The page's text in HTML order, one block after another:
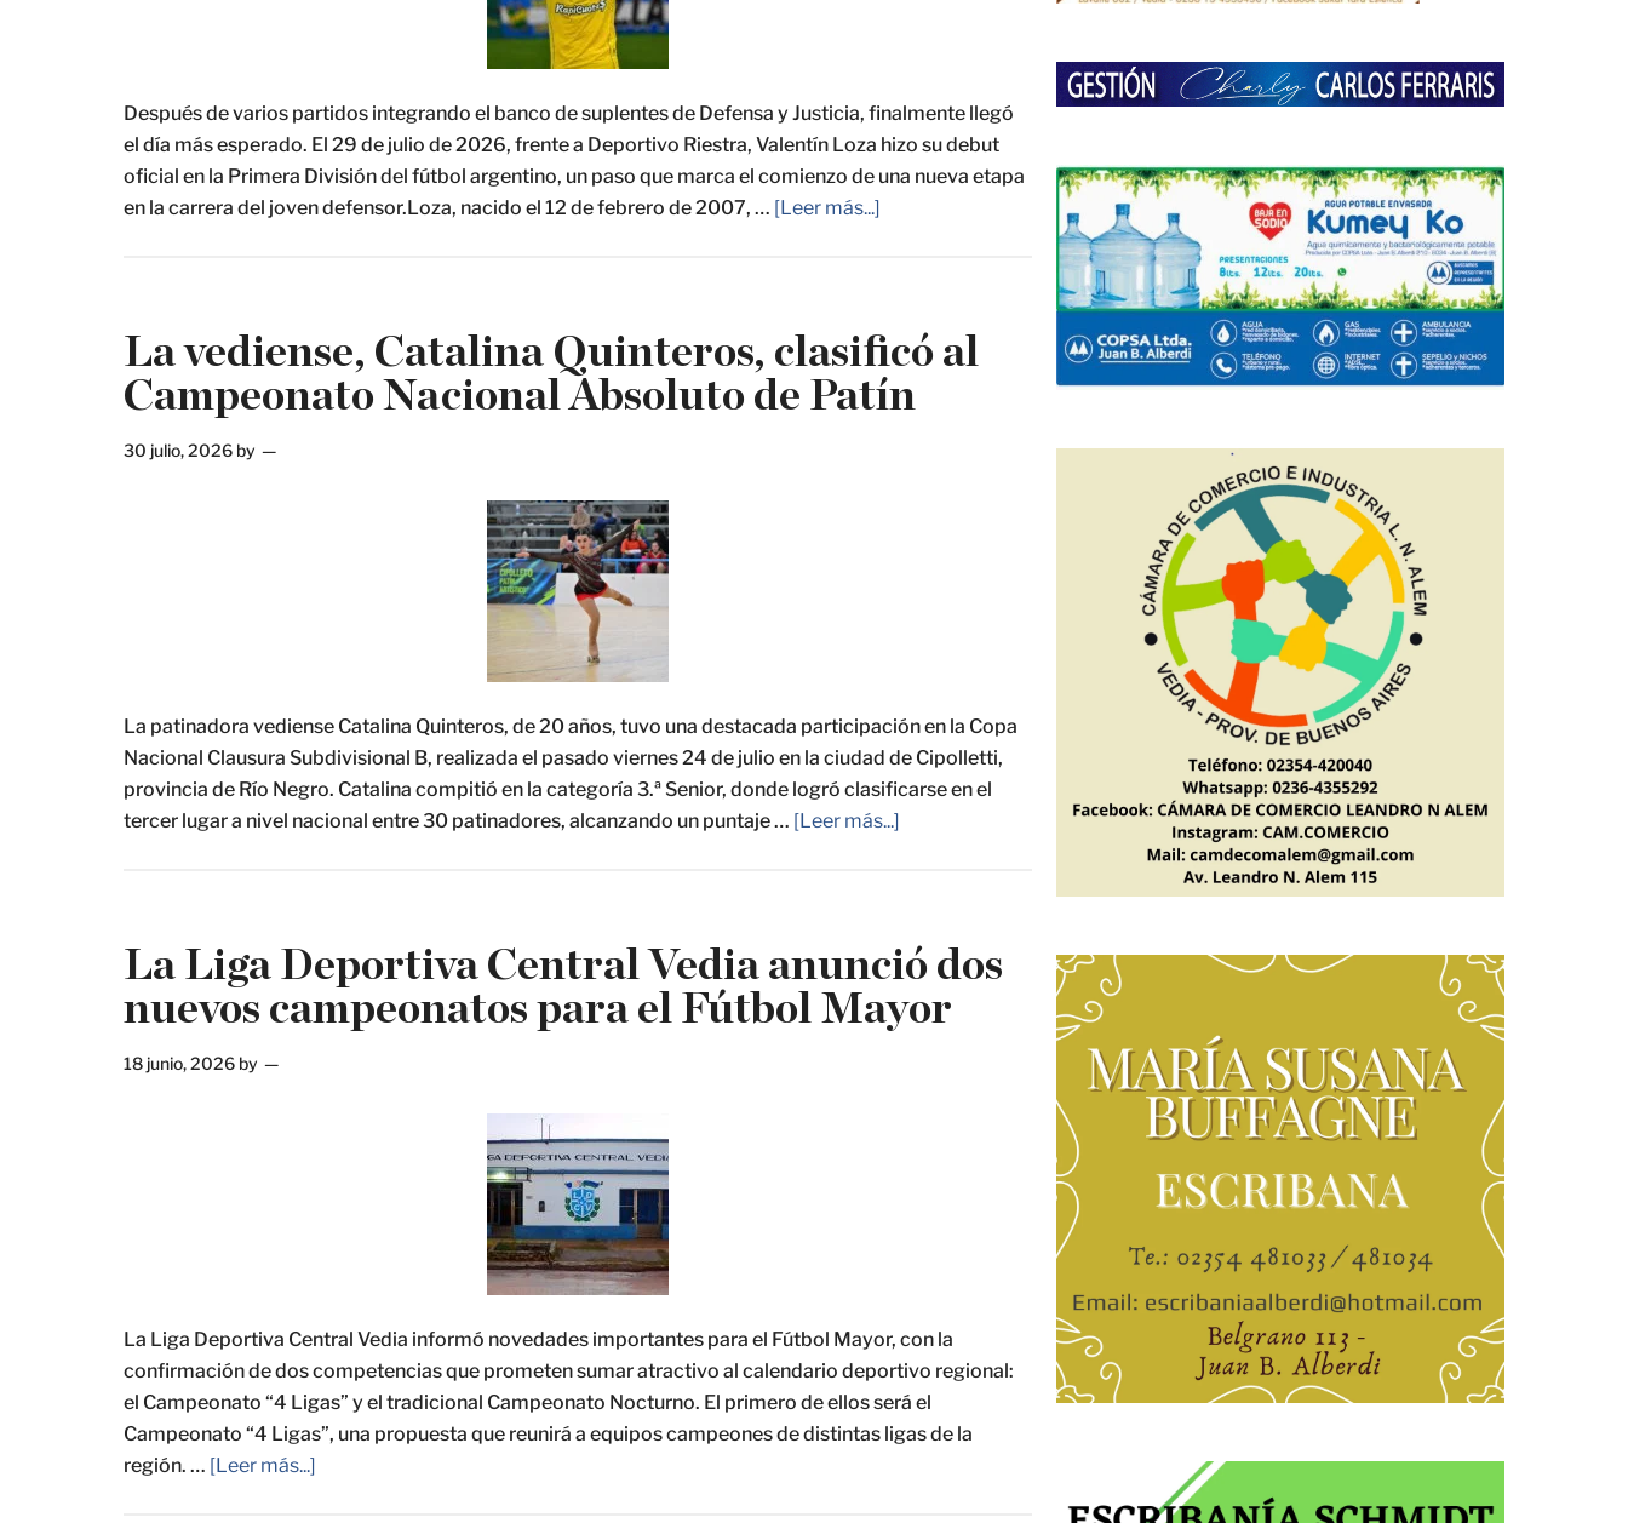
Después de varios partidos integrando el banco de suplentes de Defensa y Justicia, finalmente llegó
el día más esperado. El 29 de julio de 2026, frente a Deportivo Riestra, Valentín Loza hizo su debut
oficial en la Primera División del fútbol argentino, un paso que marca el comienzo de una nueva etapa
en la carrera del joven defensor.Loza, nacido el 12 de febrero de 2007, … [Leer más...]
La vediense, Catalina Quinteros, clasificó al
Campeonato Nacional Absoluto de Patín
30 julio, 2026 by
La patinadora vediense Catalina Quinteros, de 20 años, tuvo una destacada participación en la Copa
Nacional Clausura Subdivisional B, realizada el pasado viernes 24 de julio en la ciudad de Cipolletti,
provincia de Río Negro. Catalina compitió en la categoría 3.ª Senior, donde logró clasificarse en el
tercer lugar a nivel nacional entre 30 patinadores, alcanzando un puntaje … [Leer más...]
La Liga Deportiva Central Vedia anunció dos
nuevos campeonatos para el Fútbol Mayor
18 junio, 2026 by
La Liga Deportiva Central Vedia informó novedades importantes para el Fútbol Mayor, con la
confirmación de dos competencias que prometen sumar atractivo al calendario deportivo regional:
el Campeonato “4 Ligas” y el tradicional Campeonato Nocturno. El primero de ellos será el
Campeonato “4 Ligas”, una propuesta que reunirá a equipos campeones de distintas ligas de la
región. … [Leer más...]